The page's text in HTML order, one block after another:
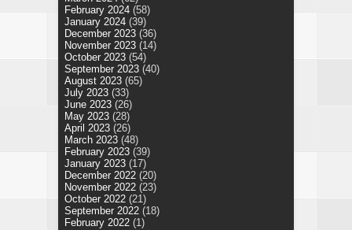
February 2024 (58)
January 2024 (39)
December 2023 (36)
November 2023 (14)
October 2023 (54)
September 2023 (40)
August 2023 (65)
July 2023 (33)
June 2023 (26)
May 2023 (28)
April 2023 (26)
March 2023 (48)
February 2023 (39)
January 2023 (17)
December 2022 (20)
November 2022 (23)
October 2022 (21)
September 2022 (18)
February 2022 (1)